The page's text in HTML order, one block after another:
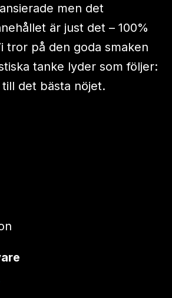
men det
är just det – 100%
tror på den goda smaken
tanke lyder som följer:
det bästa nöjet.